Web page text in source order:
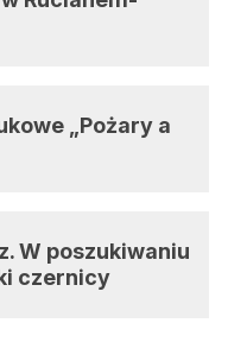
„Pożary a
W poszukiwaniu
czernicy